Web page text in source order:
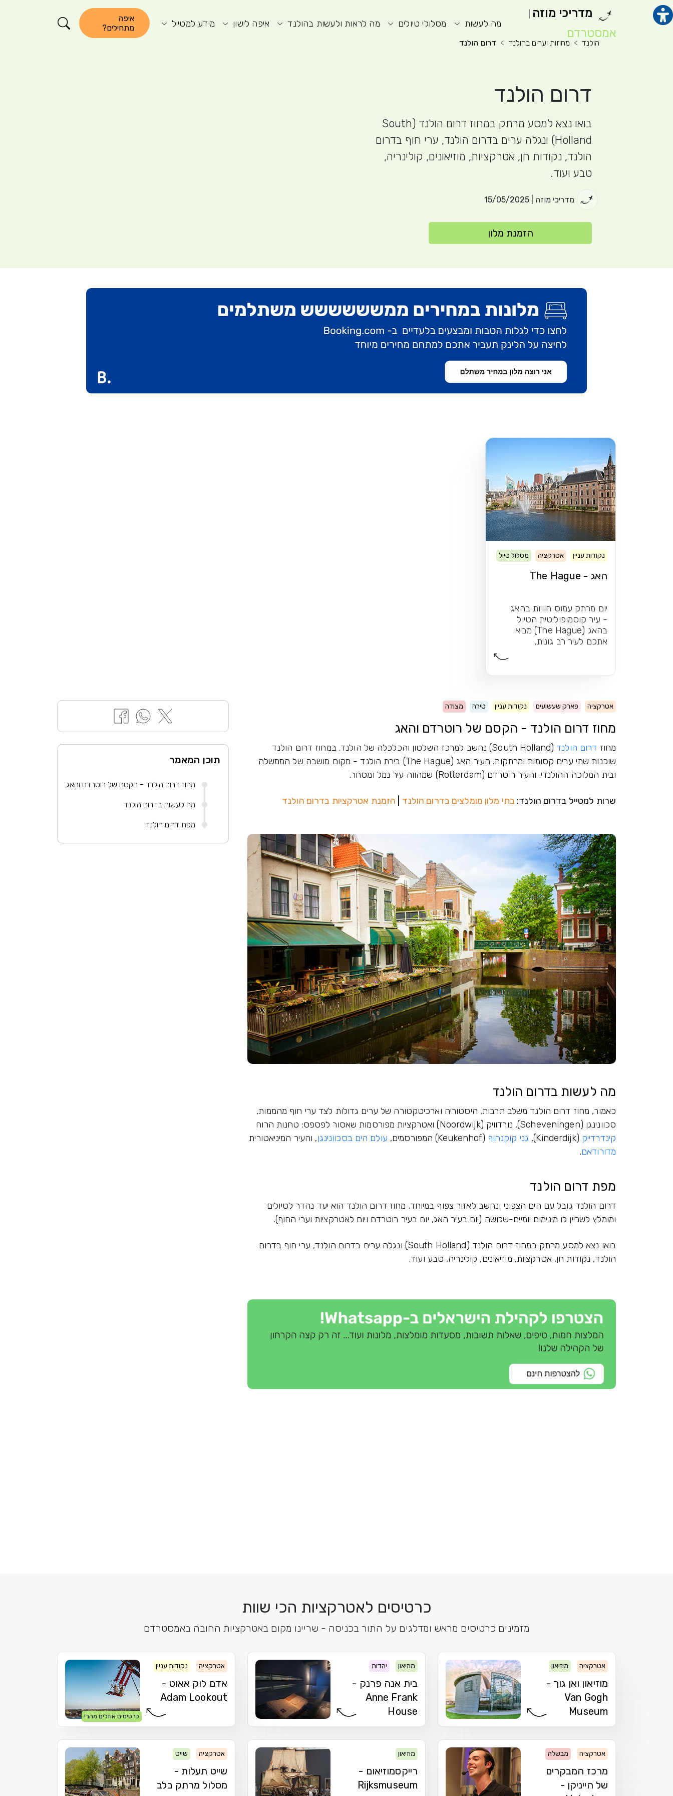
מדריכי מוזה
אמסטרדם
מה לעשות מסלולי טיולים מה לראות ולעשות בהולנד איפה לישון מידע למטייל
איפה
מתחילים?
הולנד
מחוזות וערים בהולנד דרום הולנד
דרום הולנד
בואו נצא למסע מרתק במחוז דרום הולנד (South
Holland) ונגלה ערים בדרום הולנד, ערי חוף בדרום
הולנד, נקודות חן, אטרקציות, מוזיאונים, קולינריה,
טבע ועוד.
מדריכי מוזה | 15/05/2025
הזמנת מלון
נקודות עניין אטרקציה מסלול טיול
האג - The Hague
יום מרתק עמוס חוויות בהאג
- עיר קוסמופוליטית הטיול
בהאג (The Hague) מביא
אתכם לעיר רב גונית,
אטרקציה פארק שעשועים נקודות עניין טירה מצודה
מחוז דרום הולנד - הקסם של רוטרדם והאג
מחוז דרום הולנד
(South Holland) נחשב למרכז השלטון והכלכלה של הולנד. במחוז דרום הולנד
שוכנות שתי ערים קסומות ומרתקות. העיר האג (The Hague) בירת הולנד - מקום מושבה של הממשלה
ובית המלוכה ההולנדי. והעיר רוטרדם (Rotterdam) שמהווה עיר נמל ומסחר.
שרות למטייל בדרום הולנד: בתי מלון מומלצים בדרום הולנד הזמנת אטרקציות בדרום הולנד
מה לעשות בדרום הולנד
כאמור, מחוז דרום הולנד משלב תרבות, היסטוריה וארכיטקטורה של ערים גדולות לצד ערי חוף מהממות,
סכוונינגן (Scheveningen), נורדוויק (Noordwijk) ואטרקציות מפורסמות שאסור לפספס: טחנות הרוח
קינדרדייק (Kinderdijk), גני קוקנהוף (Keukenhof) המפורסמים, עולם הים בסכוונינגן, והעיר המיניאטורית
מדורודאם.
מפת דרום הולנד
דרום הולנד גובל עם הים הצפוני ונחשב לאזור צפוף במיוחד. מחוז דרום הולנד הוא יעד נהדר לטיולים
ומומלץ לשריין לו מינימום יומיים-שלושה (יום בעיר האג, יום בעיר רוטרדם ויום לאטרקציות וערי החוף).
בואו נצא למסע מרתק במחוז דרום הולנד (South Holland) ונגלה ערים בדרום הולנד, ערי חוף בדרום
הולנד, נקודות חן, אטרקציות, מוזיאונים, קולינריה, טבע ועוד.
תוכן המאמר
מחוז דרום הולנד - הקסם של רוטרדם והאג
מה לעשות בדרום הולנד
מפת דרום הולנד
כרטיסים לאטרקציות הכי שוות
מזמינים כרטיסים מראש ומדלגים על התור בכניסה - שריינו מקום באטרקציות החובה באמסטרדם
אטרקציה מוזיאון
מוזיאון ואן גוך -
Van Gogh
Museum
מוזיאון יהדות
בית אנה פרנק -
Anne Frank
House
אטרקציה נקודות עניין
אדם לוק אאוט -
Adam Lookout
כרטיסים אוזלים מהר!
אטרקציה מבשלה
מרכז המבקרים
של הייניקן -
מוזיאון
רייקסמוזיאום -
Rijksmuseum
אטרקציה שייט
שייט תעלות -
מסלול מרתק בלב
קורא התוכן